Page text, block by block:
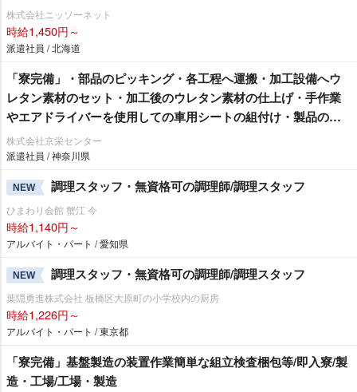
株式会社ニッソーネット
時給1,450円～
派遣社員 / 北海道
「寮完備」・部品のピッキング・各工程へ運搬・加工設備へウ
レタン素材のセット・加工後のウレタン素材の仕上げ・手作業
エアドライバーを使用しての車用シートの組付け・製品の検
査作業/即入寮/製造・工場
株式会社京栄センター
派遣社員 / 神奈川県
NEW 調理スタッフ・無資格可の調理師/調理スタッフ
ひまわり会館 蟹江 今
時給1,140円～
アルバイト・パート / 愛知県
NEW 調理スタッフ・無資格可の調理師/調理スタッフ
葉隠勇進株式会社 板橋区大原町の小学校内の厨房
時給1,226円～
アルバイト・パート / 東京都
「寮完備」基盤製造の装置作業簡単な組立検査梱包等/即入寮/製
造・工場/工場・製造